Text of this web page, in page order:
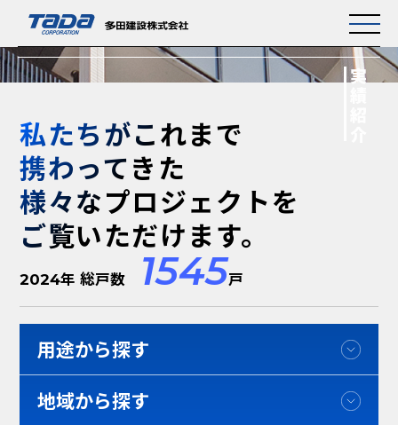
実績紹介
PROJECTS
私たちがこれまで
携わってきた
様々なプロジェクトを
ご覧いただけます。
2024年 総戸数 1545戸
用途から探す
建築
マンション・共同住宅
地域から探す